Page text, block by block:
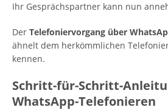
Ihr Gesprächspartner kann nun
Der Telefoniervorgang über
ähnelt dem herkömmlichen
kennen.
Schritt-für-Schritt-
WhatsApp-Telefonieren